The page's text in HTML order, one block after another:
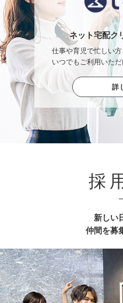
ネット宅配ク
仕事や育児で忙しい
いつでもご利用いた
詳
採
新しい
仲間を募